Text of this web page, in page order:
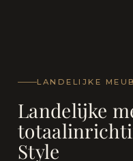
LANDELIJKE
Landelijke
Style